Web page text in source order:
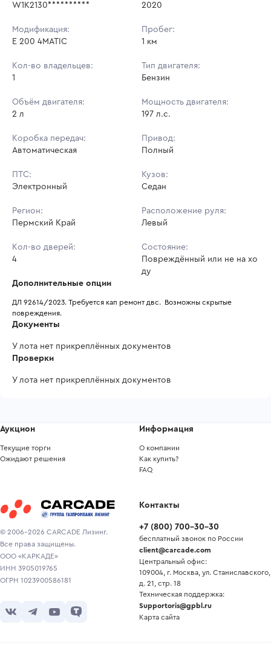
W1K2130**********
2020
Модификация:
E 200 4MATIC
Пробег:
1 км
Кол-во владельцев:
1
Тип двигателя:
Бензин
Объём двигателя:
2 л
Мощность двигателя:
197 л.с.
Коробка передач:
Автоматическая
Привод:
Полный
ПТС:
Электронный
Кузов:
Седан
Регион:
Пермский Край
Расположение руля:
Левый
Кол-во дверей:
4
Состояние:
Повреждённый или не на хо
ду
Дополнительные опции
ДЛ 92614/2023. Требуется кап ремонт двс.  Возможны скрытые
повреждения.
Документы
У лота нет прикреплённых документов
Проверки
У лота нет прикреплённых документов
© 2006-2026 CARCADE Лизинг.
Все права защищены.
ООО «КАРКАДЕ»
ИНН 3905019765
ОГРН 1023900586181
Аукцион
Текущие торги
Ожидают решения
Информация
О компании
Как купить?
FAQ
Контакты
+7 (800) 700-30-30
бесплатный звонок по России
client@carcade.com
Центральный офис:
109004, г. Москва, ул. Станиславского,
д. 21, стр. 18
Техническая поддержка:
Supportoris@gpbl.ru
Карта сайта